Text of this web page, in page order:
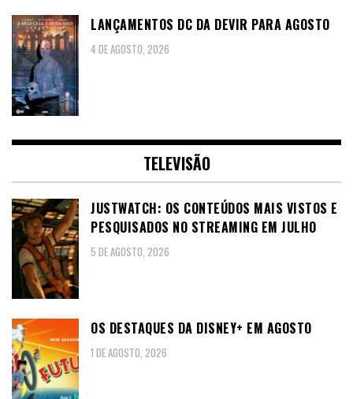
LANÇAMENTOS DC DA DEVIR PARA AGOSTO
4 DE AGOSTO, 2026
TELEVISÃO
JUSTWATCH: OS CONTEÚDOS MAIS VISTOS E
PESQUISADOS NO STREAMING EM JULHO
5 DE AGOSTO, 2026
OS DESTAQUES DA DISNEY+ EM AGOSTO
1 DE AGOSTO, 2026